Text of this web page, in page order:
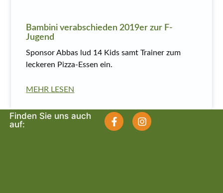
Bambini verabschieden 2019er zur F-
Jugend
Sponsor Abbas lud 14 Kids samt Trainer zum
leckeren Pizza-Essen ein.
MEHR LESEN
Finden Sie uns auch
auf: